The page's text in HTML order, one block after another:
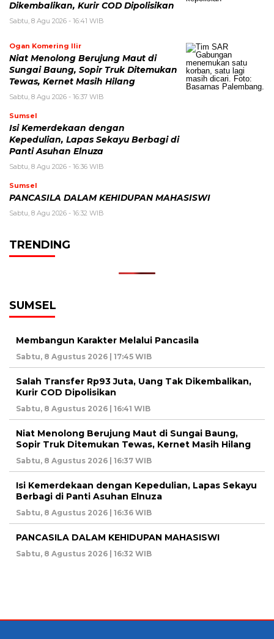
Dikembalikan, Kurir COD Dipolisikan
Sabtu, 8 Agu 2026 - 16:41 WIB
Ogan Komering Ilir
Niat Menolong Berujung Maut di
Sungai Baung, Sopir Truk Ditemukan
Tewas, Kernet Masih Hilang
Sabtu, 8 Agu 2026 - 16:37 WIB
Sumsel
Isi Kemerdekaan dengan
Kepedulian, Lapas Sekayu Berbagi di
Panti Asuhan Elnuza
Sabtu, 8 Agu 2026 - 16:36 WIB
Sumsel
PANCASILA DALAM KEHIDUPAN MAHASISWI
Sabtu, 8 Agu 2026 - 16:32 WIB
TRENDING
SUMSEL
Membangun Karakter Melalui Pancasila
Sabtu, 8 Agustus 2026 | 17:45 WIB
Salah Transfer Rp93 Juta, Uang Tak Dikembalikan,
Kurir COD Dipolisikan
Sabtu, 8 Agustus 2026 | 16:41 WIB
Niat Menolong Berujung Maut di Sungai Baung,
Sopir Truk Ditemukan Tewas, Kernet Masih Hilang
Sabtu, 8 Agustus 2026 | 16:37 WIB
Isi Kemerdekaan dengan Kepedulian, Lapas Sekayu
Berbagi di Panti Asuhan Elnuza
Sabtu, 8 Agustus 2026 | 16:36 WIB
PANCASILA DALAM KEHIDUPAN MAHASISWI
Sabtu, 8 Agustus 2026 | 16:32 WIB